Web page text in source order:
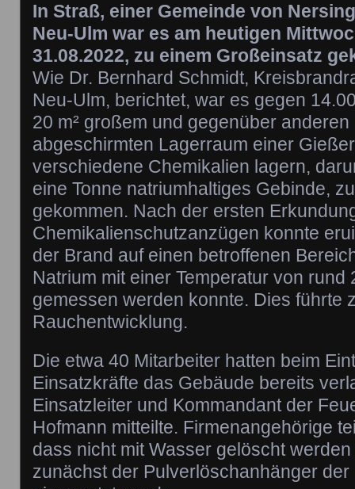
In Straß, einer Gemeinde von
Neu-Ulm war es am heutigen
31.08.2022, zu einem Großeinsatz
Wie Dr. Bernhard Schmidt,
Neu-Ulm, berichtet, war es gegen
20 m² großem und gegenüber
abgeschirmten Lagerraum einer
verschiedene Chemikalien lagern,
eine Tonne natriumhaltiges Gebinde,
gekommen. Nach der ersten
Chemikalienschutzanzügen konnte
der Brand auf einen betroffenen
Natrium mit einer Temperatur von rund
gemessen werden konnte. Dies führte
Rauchentwicklung.
Die etwa 40 Mitarbeiter hatten beim
Einsatzkräfte das Gebäude bereits
Einsatzleiter und Kommandant der
Hofmann mitteilte. Firmenangehörige
dass nicht mit Wasser gelöscht
zunächst der Pulverlöschanhänger